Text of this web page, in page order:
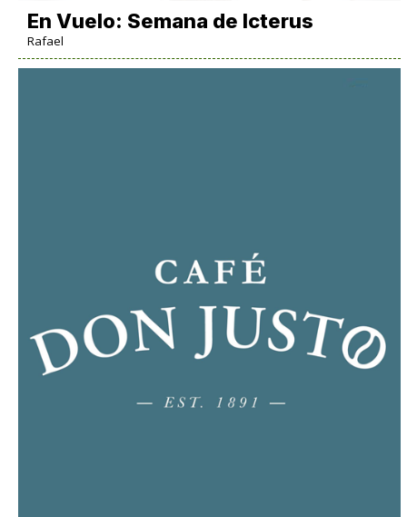
En Vuelo: Semana de Icterus
Rafael